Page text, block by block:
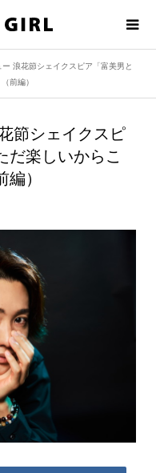
浪花節シェイクスピア「富美男と
前編）
節シェイクスピ
だ楽しいからこ
）